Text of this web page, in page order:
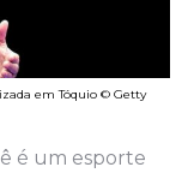
em Tóquio © Getty
é um esporte